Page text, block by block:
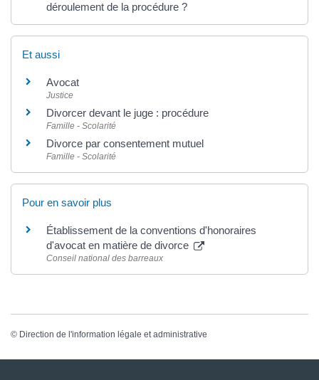
déroulement de la procédure ?
Et aussi
Avocat
Justice
Divorcer devant le juge : procédure
Famille - Scolarité
Divorce par consentement mutuel
Famille - Scolarité
Pour en savoir plus
Établissement de la conventions d'honoraires
d'avocat en matière de divorce
Conseil national des barreaux
© Direction de l'information légale et administrative